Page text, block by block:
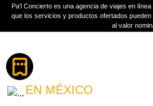
Pa'l Concierto es una agencia de viajes en
que los servicios y productos ofertados
al valor
ZAZ
EN MÉXICO